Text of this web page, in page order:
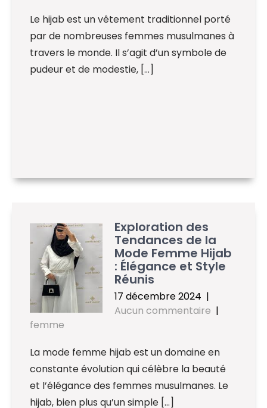
Le hijab est un vêtement traditionnel porté
par de nombreuses femmes musulmanes à
travers le monde. Il s’agit d’un symbole de
pudeur et de modestie, […]
Exploration des
Tendances de la
Mode Femme Hijab
: Élégance et Style
Réunis
17 décembre 2024 |
Aucun commentaire |
femme
La mode femme hijab est un domaine en
constante évolution qui célèbre la beauté
et l’élégance des femmes musulmanes. Le
hijab, bien plus qu’un simple […]